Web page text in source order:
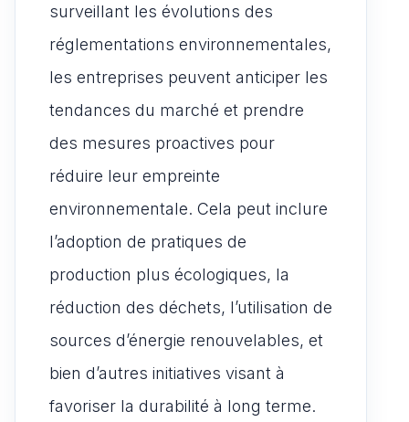
surveillant les évolutions des
réglementations environnementales,
les entreprises peuvent anticiper les
tendances du marché et prendre
des mesures proactives pour
réduire leur empreinte
environnementale. Cela peut inclure
l’adoption de pratiques de
production plus écologiques, la
réduction des déchets, l’utilisation de
sources d’énergie renouvelables, et
bien d’autres initiatives visant à
favoriser la durabilité à long terme.